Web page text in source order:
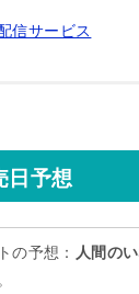
信サービス
日予想
の予想： 人間の